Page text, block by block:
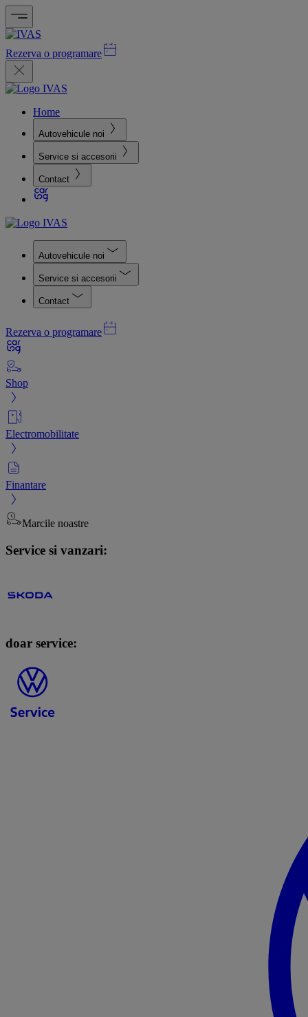
Rezerva o programare
Home
Autovehicule noi
Service si accesorii
Contact
Autovehicule noi
Service si accesorii
Contact
Rezerva o programare
Shop
Electromobilitate
Finantare
Marcile noastre
Service si vanzari:
doar service: